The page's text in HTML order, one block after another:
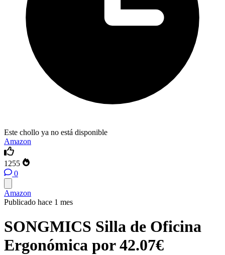
Este chollo ya no está disponible
Amazon
1255
0
Amazon
Publicado hace 1 mes
SONGMICS Silla de Oficina
Ergonómica por 42.07€